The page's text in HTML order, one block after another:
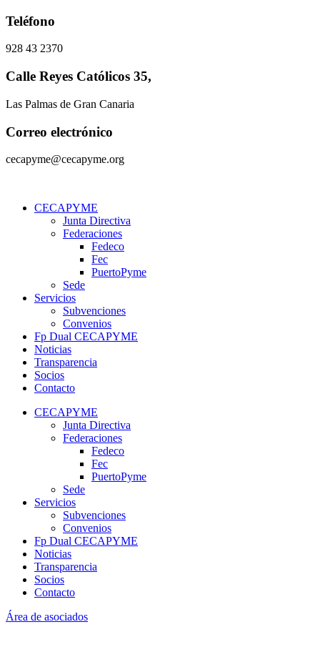
Ir
contenido
Teléfono
928 43 2370
Calle Reyes Católicos 35,
Las Palmas de Gran Canaria
Correo electrónico
cecapyme@cecapyme.org
CECAPYME
Junta Directiva
Federaciones
Fedeco
Fec
PuertoPyme
Sede
Servicios
Subvenciones
Convenios
Fp Dual CECAPYME
Noticias
Transparencia
Socios
Contacto
CECAPYME
Junta Directiva
Federaciones
Fedeco
Fec
PuertoPyme
Sede
Servicios
Subvenciones
Convenios
Fp Dual CECAPYME
Noticias
Transparencia
Socios
Contacto
Área de asociados